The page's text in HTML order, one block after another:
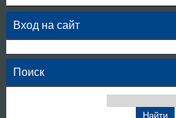
Вход на сайт
Поиск